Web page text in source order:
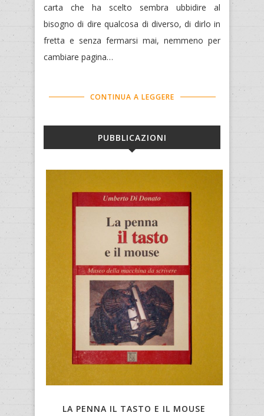
carta che ha scelto sembra ubbidire al
bisogno di dire qualcosa di diverso, di dirlo in
fretta e senza fermarsi mai, nemmeno per
cambiare pagina…
CONTINUA A LEGGERE
PUBBLICAZIONI
LA PENNA IL TASTO E IL MOUSE